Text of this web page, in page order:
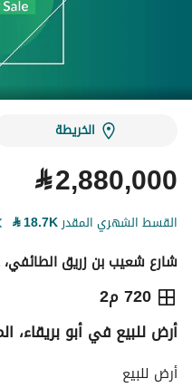
الخريطة
⃁2,880,000
القسط الشهري المقدر18.7K
⃁
شارع شعيب بن زريق الطائفي،
720 م2
⃁
2,880,000
التفاصيل معلومات
أرض للبيع في أبو بريقاء،
أرض للبيع